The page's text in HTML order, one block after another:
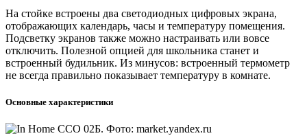
На стойке встроены два светодиодных цифровых экрана,
отображающих календарь, часы и температуру помещения.
Подсветку экранов также можно настраивать или вовсе
отключить. Полезной опцией для школьника станет и
встроенный будильник. Из минусов: встроенный термометр
не всегда правильно показывает температуру в комнате.
Основные характеристики